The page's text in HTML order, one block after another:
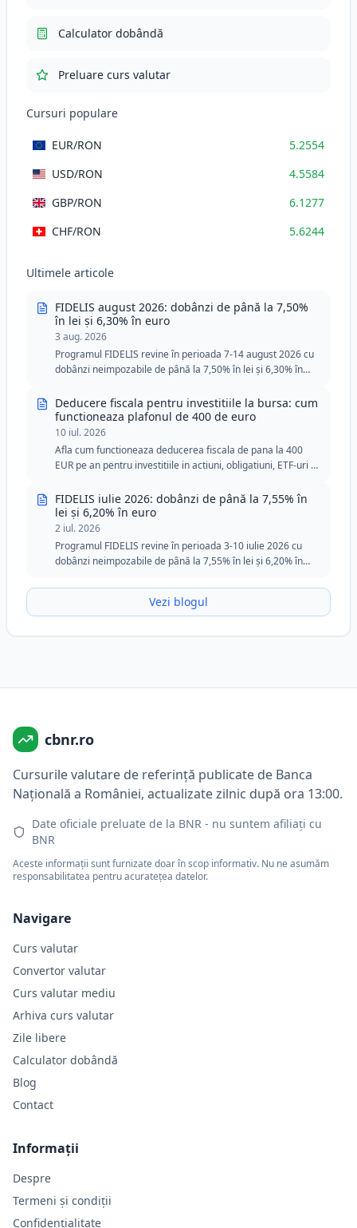
Calculator dobândă
Preluare curs valutar
Cursuri populare
EUR/RON
5.2554
USD/RON
4.5584
GBP/RON
6.1277
CHF/RON 5.6244
Ultimele articole
FIDELIS august 2026: dobânzi de până la 7,50%
în lei și 6,30% în euro
3 aug. 2026
Programul FIDELIS revine în perioada 7-14 august 2026 cu
dobânzi neimpozabile de până la 7,50% în lei și 6,30% în
donatorii de sânge, cu praguri minime reduse în lei și euro.
Deducere fiscala pentru investitiile la bursa: cum
functioneaza plafonul de 400 de euro
10 iul. 2026
Afla cum functioneaza deducerea fiscala de pana la 400
EUR pe an pentru investitiile in actiuni, obligatiuni, ETF-uri si
FIDELIS iulie 2026: dobânzi de până la 7,55% în
lei și 6,20% în euro
2 iul. 2026
Programul FIDELIS revine în perioada 3-10 iulie 2026 cu
dobânzi neimpozabile de până la 7,55% în lei și 6,20% în
donatorii de sânge în lei și rămâne o opțiune atractivă
pentru investitorii care caută siguranță, flexibilitate și
Vezi blogul
cbnr.ro
Cursurile valutare de referință publicate de Banca
Națională a României, actualizate zilnic după ora 13:00.
Date oficiale preluate de la BNR - nu suntem afiliați cu
BNR
Aceste informații sunt furnizate doar în scop informativ. Nu ne asumăm
responsabilitatea pentru acuratețea datelor.
Navigare
Curs valutar
Convertor valutar
Curs valutar mediu
Arhiva curs valutar
Zile libere
Calculator dobândă
Blog
Contact
Informații
Despre
Termeni și condiții
Confidențialitate